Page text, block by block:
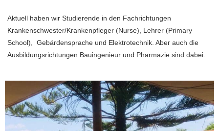
Aktuell haben wir Studierende in den Fachrichtungen
Krankenschwester/Krankenpfleger (Nurse), Lehrer (Primary
School), Gebärdensprache und Elektrotechnik. Aber auch die
Ausbildungsrichtungen Bauingenieur und Pharmazie sind dabei.